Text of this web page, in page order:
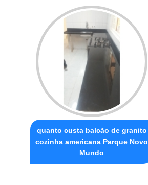
quanto custa balcão de granito
cozinha americana Parque Novo
Mundo